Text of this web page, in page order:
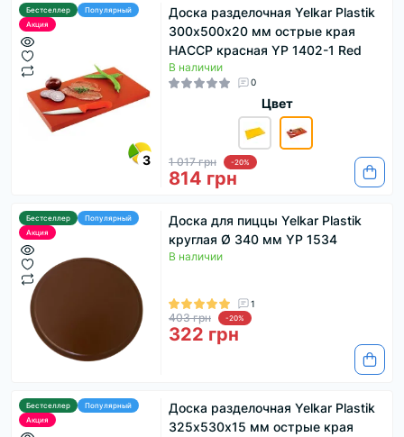
Бестселлер
Популярный
Акция
3
Доска разделочная Yelkar Plastik
300х500х20 мм острые края
HACCP красная YP 1402-1 Red
В наличии
0
Цвет
1 017 грн -20%
814 грн
Бестселлер
Популярный
Акция
Доска для пиццы Yelkar Plastik
круглая Ø 340 мм YP 1534
В наличии
1
403 грн -20%
322 грн
Бестселлер
Популярный
Акция
Доска разделочная Yelkar Plastik
325х530х15 мм острые края